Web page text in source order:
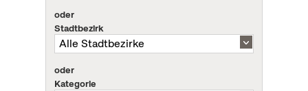
oder
Stadtbezirk
oder
Kategorie